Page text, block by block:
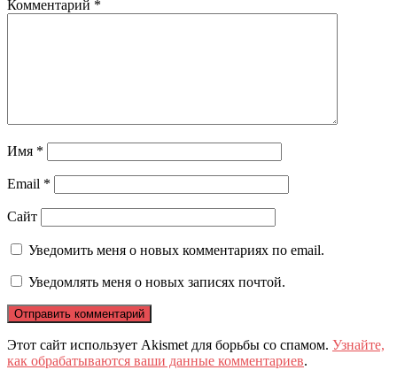
Комментарий *
Имя *
Email *
Сайт
Уведомить меня о новых комментариях по email.
Уведомлять меня о новых записях почтой.
Этот сайт использует Akismet для борьбы со спамом. Узнайте,
как обрабатываются ваши данные комментариев.